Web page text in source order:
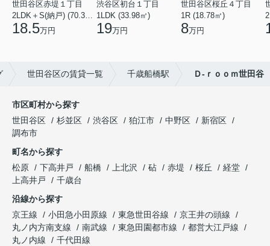
世田谷区赤堤１丁目
2LDK＋S(納戸) (70.38㎡)
18.5万円
渋谷区初台１丁目
1LDK (33.98㎡)
19万円
世田谷区桜丘４丁目
1R (18.78㎡)
8万円
世田谷区の賃貸一覧 千歳船橋駅 Ｄ-ｒｏｏｍ世田谷
市区町村から探す
世田谷区
杉並区 渋谷区 狛江市 中野区
新宿区
調布市
町名から探す
松原
下高井戸 船橋 上北沢 砧 赤堤 桜丘
経堂
上高井戸
千歳台
沿線から探す
京王線
小田急小田原線 東急世田谷線
京王井の頭線
丸ノ内方南支線
南武線 東急田園都市線
都営大江戸線
丸ノ内線
千代田線